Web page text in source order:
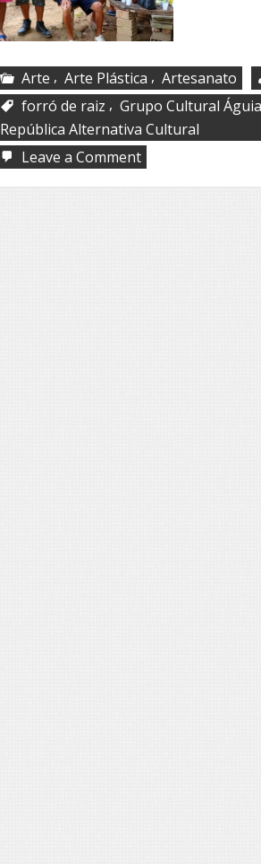
Arte , Arte Plástica , Artesanato
forró de raiz , Grupo Cultural
República Alternativa Cultural
Leave a Commenton
Bacamarteiros